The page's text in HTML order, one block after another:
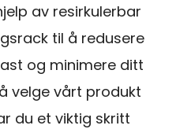
av resirkulerbar
til å redusere
og minimere ditt
velge vårt produkt
du et viktig skritt